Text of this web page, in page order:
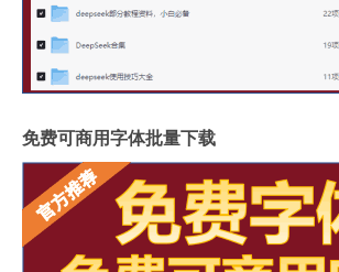
免费可商用字体批量下载